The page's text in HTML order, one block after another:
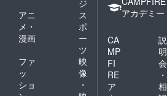
ジ
アニ
メ・
漫画
ス
ポ
ー
ツ
ファ
ッ
ショ
映
像
・
アカデミー
CA
MP
FI
RE
ア
説
明
会
・
相